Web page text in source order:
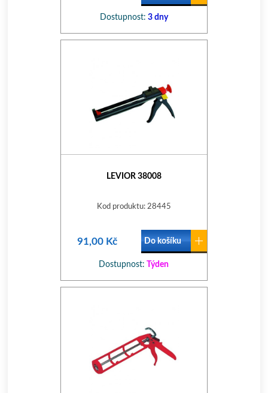
Dostupnost: 3 dny
LEVIOR 38008
Kod produktu: 28445
91,00 Kč Do košíku
Dostupnost: Týden